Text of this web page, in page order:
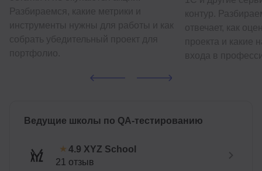
Ведущие школы по QA-тестированию
4.9 XYZ School
21 отзыв